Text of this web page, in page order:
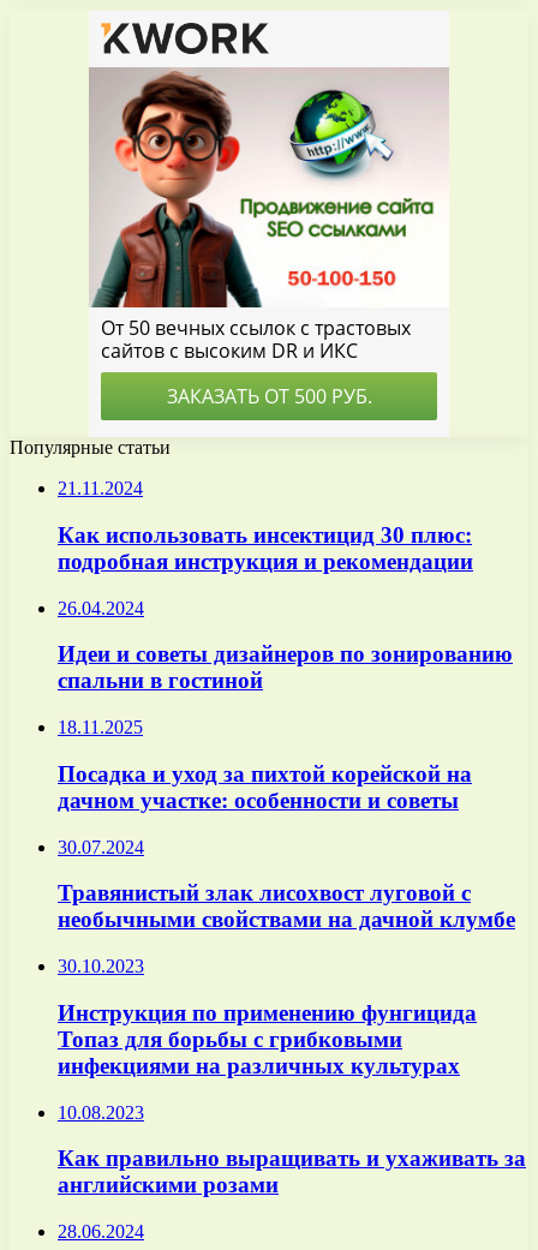
Популярные статьи
21.11.2024
Как использовать инсектицид 30 плюс:
подробная инструкция и рекомендации
26.04.2024
Идеи и советы дизайнеров по зонированию
спальни в гостиной
18.11.2025
Посадка и уход за пихтой корейской на
дачном участке: особенности и советы
30.07.2024
Травянистый злак лисохвост луговой с
необычными свойствами на дачной клумбе
30.10.2023
Инструкция по применению фунгицида
Топаз для борьбы с грибковыми
инфекциями на различных культурах
10.08.2023
Как правильно выращивать и ухаживать за
английскими розами
28.06.2024